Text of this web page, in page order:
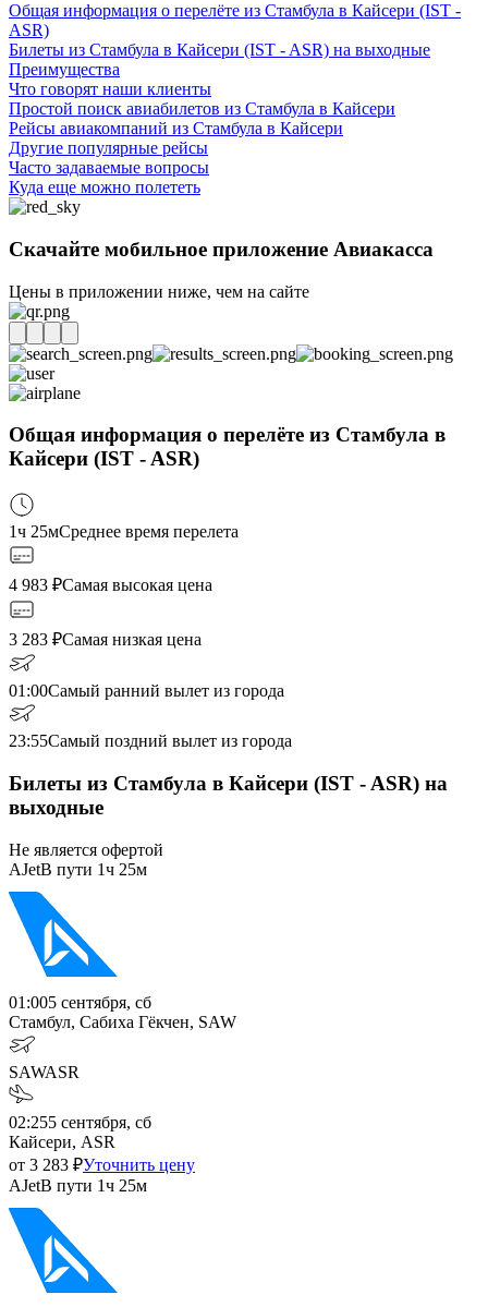
Общая информация о перелёте из Стамбула в Кайсери (IST -
ASR)
Билеты из Стамбула в Кайсери (IST - ASR) на выходные
Преимущества
Что говорят наши клиенты
Простой поиск авиабилетов из Стамбула в Кайсери
Рейсы авиакомпаний из Стамбула в Кайсери
Другие популярные рейсы
Часто задаваемые вопросы
Куда еще можно полететь
Скачайте мобильное приложение Авиакасса
Цены в приложении ниже, чем на сайте
Общая информация о перелёте из Стамбула в
Кайсери (IST - ASR)
1ч 25мСреднее время перелета
4 983 ₽Самая высокая цена
3 283 ₽Самая низкая цена
01:00Самый ранний вылет из города
23:55Самый поздний вылет из города
Билеты из Стамбула в Кайсери (IST - ASR) на
выходные
Не является офертой
AJetВ пути 1ч 25м
01:005 сентября, сб
Стамбул, Сабиха Гёкчен, SAW
SAWASR
02:255 сентября, сб
Кайсери, ASR
от 3 283 ₽Уточнить цену
AJetВ пути 1ч 25м